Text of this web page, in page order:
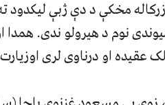
مخکې د دې ژبې لیکدود
نوم د هیرولو ندی. همدا
عقیده او درناوی لری